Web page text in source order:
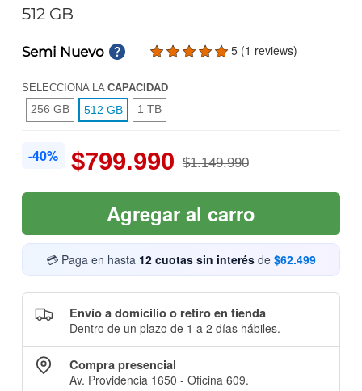
512 GB
Semi Nuevo 5 (1 reviews)
SELECCIONA LA CAPACIDAD
256 GB 512 GB 1 TB
-40% $799.990 $1.149.990
Agregar al carro
💳 Paga en hasta 12 cuotas sin interés de $62.499
Envío a domicilio o retiro en tienda
Dentro de un plazo de 1 a 2 días hábiles.
Compra presencial
Av. Providencia 1650 - Oficina 609.